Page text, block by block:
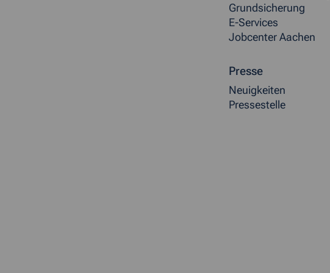
Grundsicherung
E-Services
Jobcenter Aachen
Presse
Neuigkeiten
Pressestelle